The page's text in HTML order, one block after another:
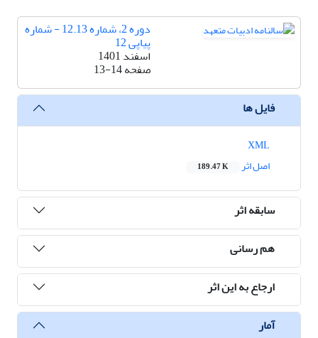
دوره 2، شماره 12.13 - شماره
پیاپی 12
اسفند 1401
صفحه13-14
فایل ها
اصل اثر
189.47 K
سابقه اثر
هم رسانی
ارجاع به این اثر
آمار